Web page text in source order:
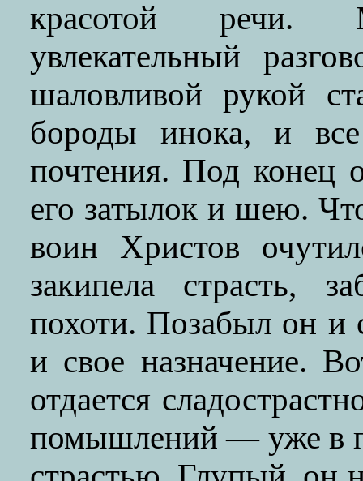
красотой речи.
увлекательный
шаловливой рукой
бороды инока, и
почтения. Под конец
его затылок и шею.
воин Христов
закипела страсть,
похоти. Позабыл он и
и свое назначение.
отдается
помышлений — уже в